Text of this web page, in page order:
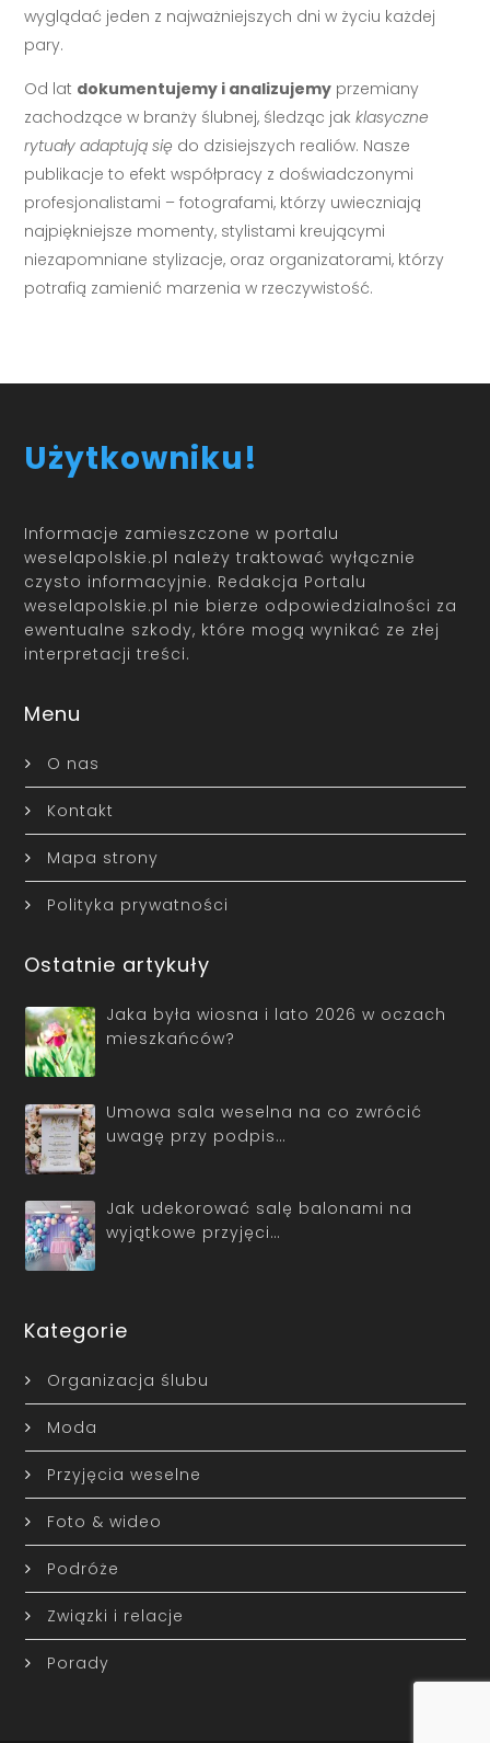
wyglądać jeden z najważniejszych dni w życiu każdej
pary.
Od lat dokumentujemy i analizujemy przemiany
zachodzące w branży ślubnej, śledząc jakklasyczne
rytuały adaptują się do dzisiejszych realiów. Nasze
publikacje to efekt współpracy z doświadczonymi
profesjonalistami – fotografami, którzy uwieczniają
najpiękniejsze momenty, stylistami kreującymi
niezapomniane stylizacje, oraz organizatorami, którzy
potrafią zamienić marzenia w rzeczywistość.
Użytkowniku!
Informacje zamieszczone w portalu
weselapolskie.pl należy traktować wyłącznie
czysto informacyjnie. Redakcja Portalu
weselapolskie.pl nie bierze odpowiedzialności za
ewentualne szkody, które mogą wynikać ze złej
interpretacji treści.
Menu
O nas
Kontakt
Mapa strony
Polityka prywatności
Ostatnie artykuły
Jaka była wiosna i lato 2026 w oczach
mieszkańców?
Umowa sala weselna na co zwrócić
uwagę przy podpis…
Jak udekorować salę balonami na
wyjątkowe przyjęci…
Kategorie
Organizacja ślubu
Moda
Przyjęcia weselne
Foto & wideo
Podróże
Związki i relacje
Porady